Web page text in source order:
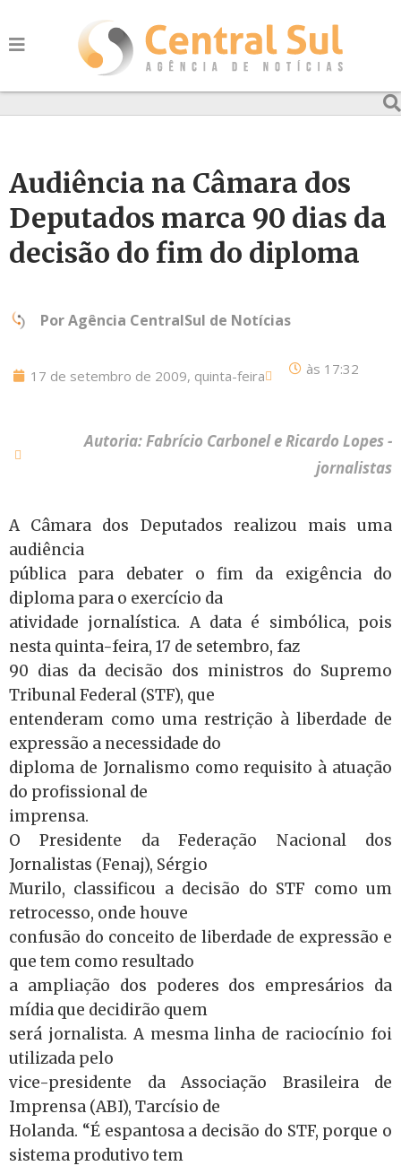
Audiência na Câmara dos
Deputados marca 90 dias da
decisão do fim do diploma
PorAgência CentralSul de Notícias
17 de setembro de 2009, quinta-feira às 17:32
Autoria: Fabrício Carbonel e Ricardo Lopes -
jornalistas
A Câmara dos Deputados realizou mais uma
audiência
pública para debater o fim da exigência do
diploma para o exercício da
atividade jornalística. A data é simbólica, pois
nesta quinta-feira, 17 de setembro, faz
90 dias da decisão dos ministros do Supremo
Tribunal Federal (STF), que
entenderam como uma restrição à liberdade de
expressão a necessidade do
diploma de Jornalismo como requisito à atuação
do profissional de
imprensa.
O Presidente da Federação Nacional dos
Jornalistas (Fenaj), Sérgio
Murilo, classificou a decisão do STF como um
retrocesso, onde houve
confusão do conceito de liberdade de expressão e
que tem como resultado
a ampliação dos poderes dos empresários da
mídia que decidirão quem
será jornalista. A mesma linha de raciocínio foi
utilizada pelo
vice-presidente da Associação Brasileira de
Imprensa (ABI), Tarcísio de
Holanda. “É espantosa a decisão do STF, porque o
sistema produtivo tem